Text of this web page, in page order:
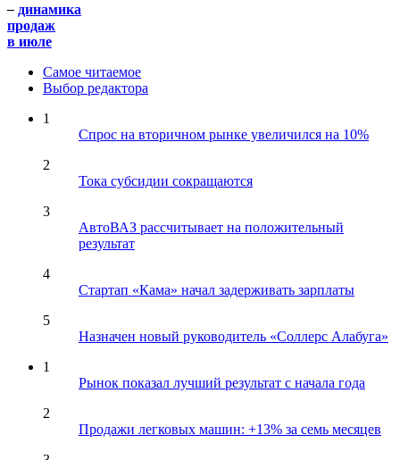
– динамика
продаж
в июле
Самое читаемое
Выбор редактора
1
Спрос на вторичном рынке увеличился на 10%
2
Тока субсидии сокращаются
3
АвтоВАЗ рассчитывает на положительный
результат
4
Стартап «Кама» начал задерживать зарплаты
5
Назначен новый руководитель «Соллерс Алабуга»
1
Рынок показал лучший результат с начала года
2
Продажи легковых машин: +13% за семь месяцев